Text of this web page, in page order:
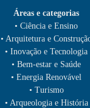
Áreas e categorias
• Ciência e Ensino
• Arquitetura e
• Inovação e Tecnologia
• Bem-estar e Saúde
• Energia Renovável
• Turismo
• Arqueologia e História